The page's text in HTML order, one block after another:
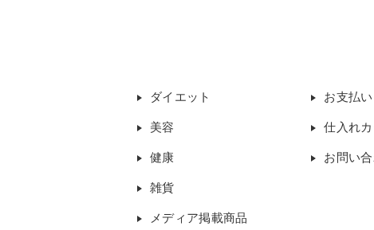
ダイエット
美容
健康
雑貨
メディア掲載商品
お支払
仕入れカ
お問い